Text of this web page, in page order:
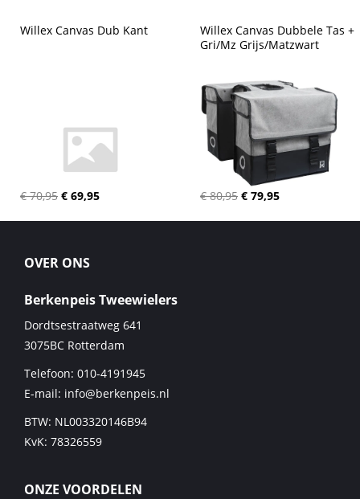
Willex Canvas Dub Kant
€ 70,95 € 69,95
Willex Canvas Dubbele Tas +
Gri/Mz Grijs/Matzwart
€ 80,95 € 79,95
OVER ONS
Berkenpeis Tweewielers
Dordtsestraatweg 641
3075BC Rotterdam
Telefoon: 010-4191945
E-mail: info@berkenpeis.nl
BTW: NL003320146B94
KvK: 78326559
ONZE VOORDELEN